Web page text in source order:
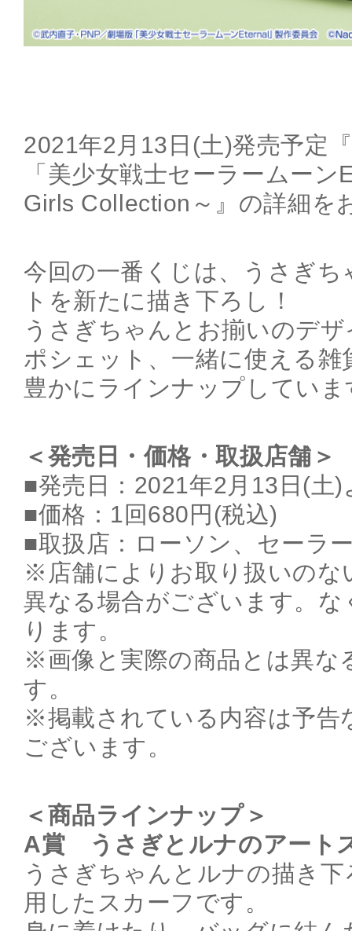
2021年2月13日(土)発売予定
「美少女戦士セーラームー
Girls Collection～』の詳細を
今回の一番くじは、うさぎ
トを新たに描き下ろし！
うさぎちゃんとお揃いのデ
ポシェット、一緒に使える
豊かにラインナップしていま
＜発売日・価格・取扱店舗＞
■発売日：2021年2月13日(土)
■価格：1回680円(税込)
■取扱店：ローソン、セーラ
※店舗によりお取り扱いのな
異なる場合がございます。
ります。
※画像と実際の商品とは異な
す。
※掲載されている内容は予告
ございます。
＜商品ラインナップ＞
A賞 うさぎとルナのアート
うさぎちゃんとルナの描き
用したスカーフです。